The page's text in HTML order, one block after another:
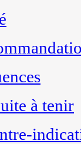
à tenir